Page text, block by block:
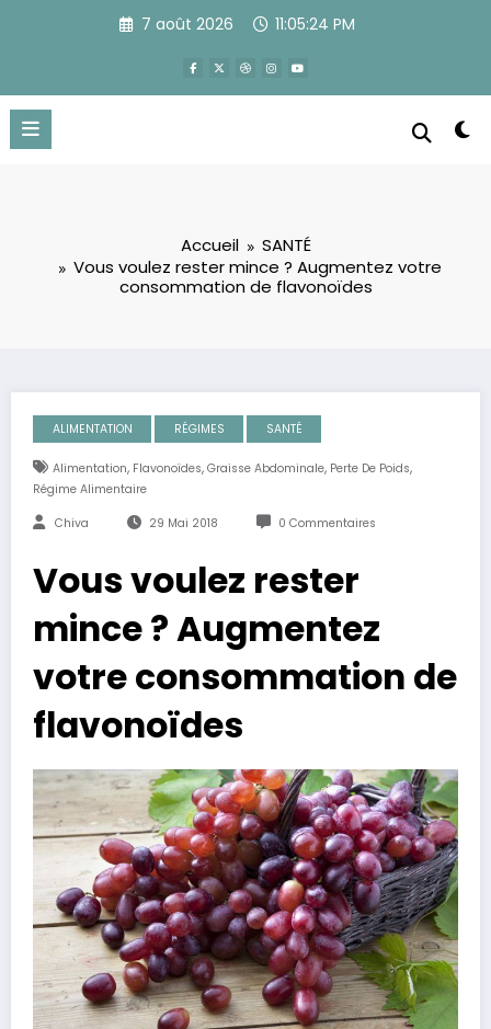
7 août 2026 11:05:25 PM
Accueil
SANTÉ
Vous voulez rester mince ? Augmentez votre
consommation de flavonoïdes
ALIMENTATION RÉGIMES SANTÉ
Alimentation, Flavonoïdes, Graisse Abdominale, Perte De Poids,
Régime Alimentaire
Chiva 29 Mai 2018 0 Commentaires
Vous voulez rester
mince ? Augmentez
votre consommation de
flavonoïdes